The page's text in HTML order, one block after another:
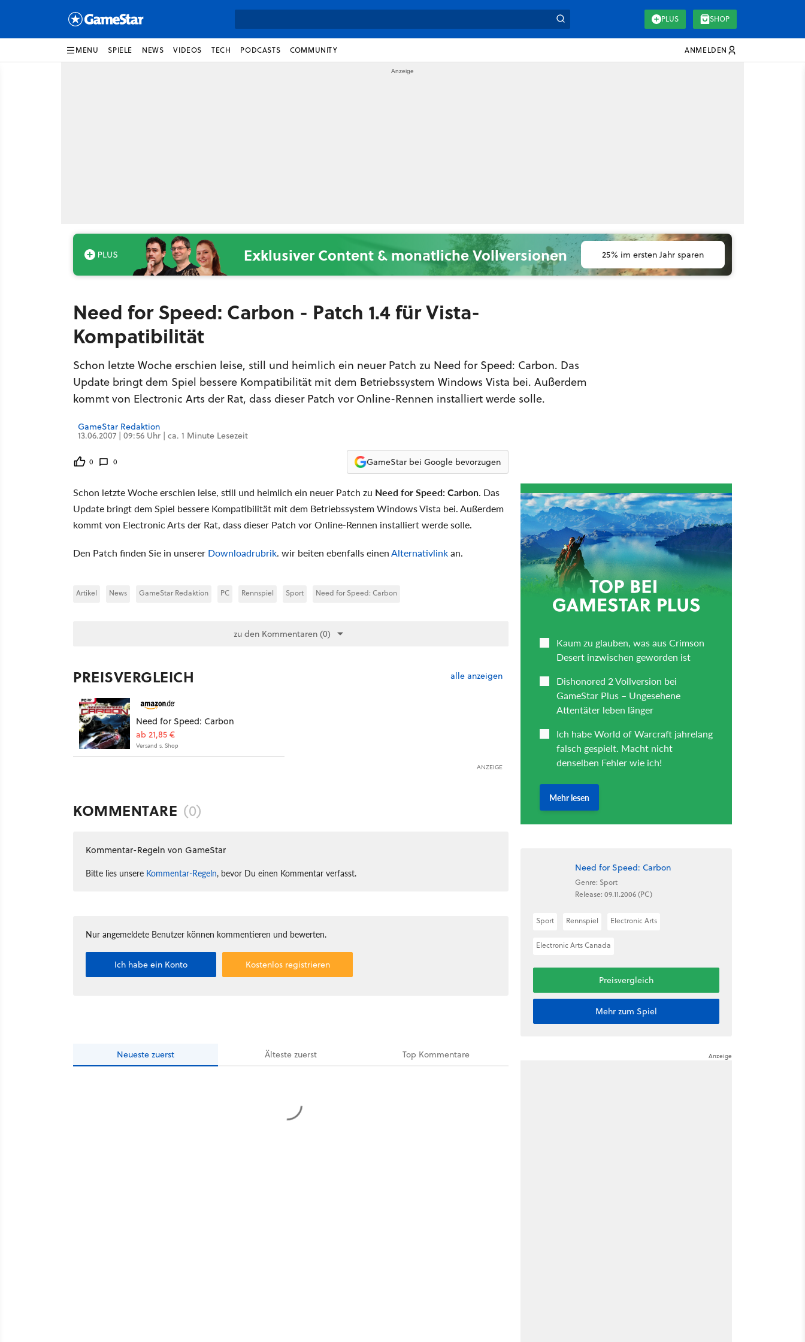
PLUS SHOP
MENU SPIELE NEWS VIDEOS TECH PODCASTS COMMUNITY ANMELDEN
Exklusiver Content & monatliche Vollversionen 25% im ersten Jahr sparen
Need for Speed: Carbon - Patch 1.4 für Vista-
Kompatibilität
Schon letzte Woche erschien leise, still und heimlich ein neuer Patch zu Need for Speed: Carbon. Das
Update bringt dem Spiel bessere Kompatibilität mit dem Betriebssystem Windows Vista bei. Außerdem
kommt von Electronic Arts der Rat, dass dieser Patch vor Online-Rennen installiert werde solle.
GameStar Redaktion
13.06.2007 | 09:56 Uhr | ca. 1 Minute Lesezeit
0 0 GameStar bei Google bevorzugen
Schon letzte Woche erschien leise, still und heimlich ein neuer Patch zu Need for Speed: Carbon. Das
Update bringt dem Spiel bessere Kompatibilität mit dem Betriebssystem Windows Vista bei. Außerdem
kommt von Electronic Arts der Rat, dass dieser Patch vor Online-Rennen installiert werde solle.
Den Patch finden Sie in unserer Downloadrubrik. wir beiten ebenfalls einenAlternativlinkan.
Artikel News GameStar Redaktion PC Rennspiel Sport Need for Speed: Carbon
zu den Kommentaren (0)
PREISVERGLEICH alle anzeigen
Need for Speed: Carbon
ab 21,85 €
Versand s. Shop
ANZEIGE
KOMMENTARE (0)
Kommentar-Regeln von GameStar
Bitte lies unsere Kommentar-Regeln, bevor Du einen Kommentar verfasst.
Nur angemeldete Benutzer können kommentieren und bewerten.
Ich habe ein Konto Kostenlos registrieren
Neueste zuerst Ältestezuerst Top Kommentare
Need for Speed: Carbon
Genre: Sport
Release: 09.11.2006 (PC)
Sport Rennspiel Electronic Arts
Electronic Arts Canada
Preisvergleich
Mehr zum Spiel